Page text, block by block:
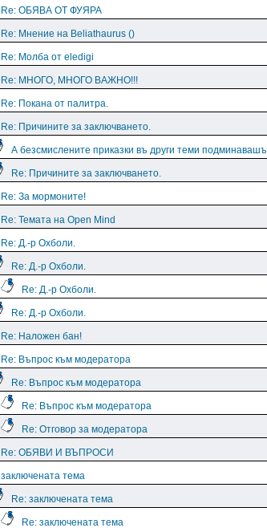
Re: ОБЯВА ОТ ФУЯРА
Re: Мнение на Beliathaurus ()
Re: Молба от eledigi
Re: МНОГО, МНОГО ВАЖНО!!!
Re: Покана от палитра.
Re: Причините за заключването.
А безсмислените приказки въ други теми подминавашъ
Re: Причините за заключването.
Re: За мормоните!
Re: Темата на Open Mind
Re: Д.-р Охболи.
Re: Д.-р Охболи.
Re: Д.-р Охболи.
Re: Д.-р Охболи.
Re: Наложен бан!
Re: Въпрос към модератора
Re: Въпрос към модератора
Re: Въпрос към модератора
Re: Отговор за модератора
Re: ОБЯВИ И ВЪПРОСИ
заключената тема
Re: заключената тема
Re: заключената тема